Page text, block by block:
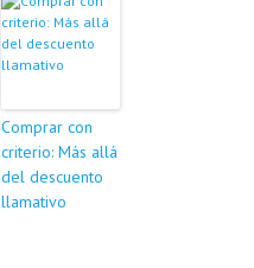
Comprar con
criterio: Más allá
del descuento
llamativo